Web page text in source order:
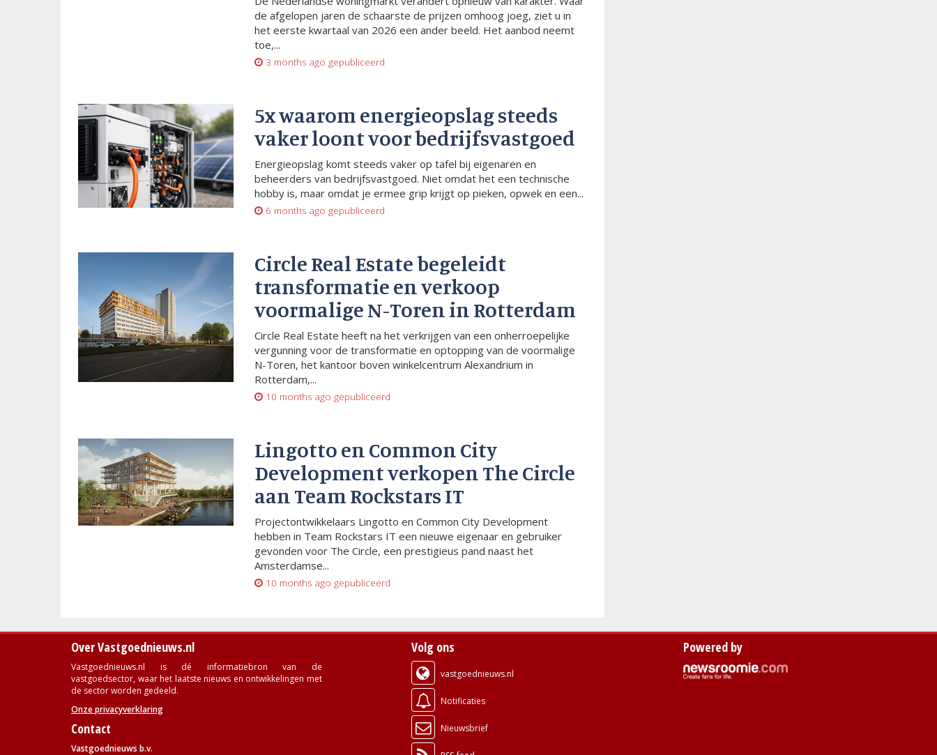
de afgelopen jaren de schaarste de prijzen omhoog joeg, ziet u in
het eerste kwartaal van 2026 een ander beeld. Het aanbod neemt
toe,...
3 months ago gepubliceerd
5x waarom energieopslag steeds
vaker loont voor bedrijfsvastgoed
Energieopslag komt steeds vaker op tafel bij eigenaren en
beheerders van bedrijfsvastgoed. Niet omdat het een technische
hobby is, maar omdat je ermee grip krijgt op pieken, opwek en een...
6 months ago gepubliceerd
Circle Real Estate begeleidt
transformatie en verkoop
voormalige N-Toren in Rotterdam
Circle Real Estate heeft na het verkrijgen van een onherroepelijke
vergunning voor de transformatie en optopping van de voormalige
N-Toren, het kantoor boven winkelcentrum Alexandrium in
Rotterdam,...
10 months ago gepubliceerd
Lingotto en Common City
Development verkopen The Circle
aan Team Rockstars IT
Projectontwikkelaars Lingotto en Common City Development
hebben in Team Rockstars IT een nieuwe eigenaar en gebruiker
gevonden voor The Circle, een prestigieus pand naast het
Amsterdamse...
10 months ago gepubliceerd
Over Vastgoednieuws.nl
Vastgoednieuws.nl is dé informatiebron van de
vastgoedsector, waar het laatste nieuws en ontwikkelingen met
de sector worden gedeeld.
Onze privacyverklaring
Contact
Vastgoednieuws b.v.
Volg ons
vastgoednieuws.nl
Notificaties
Nieuwsbrief
Powered by